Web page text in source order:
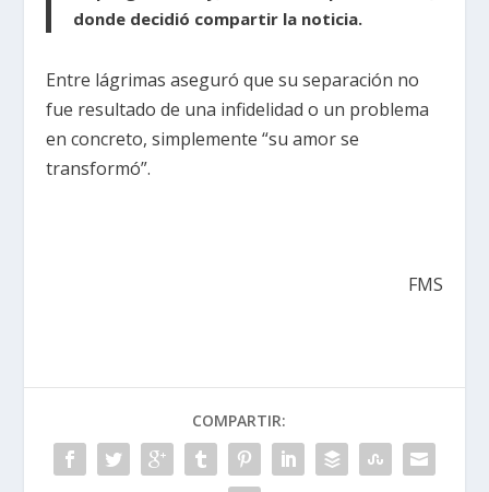
donde decidió compartir la noticia.
Entre lágrimas aseguró que su separación no
fue resultado de una infidelidad o un problema
en concreto, simplemente “su amor se
transformó”.
FMS
COMPARTIR: